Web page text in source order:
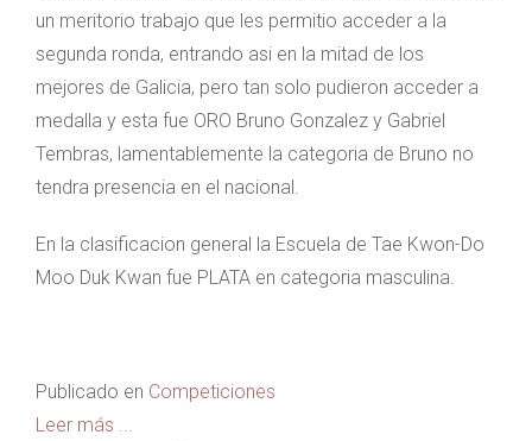
un meritorio trabajo que les permitio acceder a la
segunda ronda, entrando asi en la mitad de los
mejores de Galicia, pero tan solo pudieron acceder a
medalla y esta fue ORO Bruno Gonzalez y Gabriel
Tembras, lamentablemente la categoria de Bruno no
tendra presencia en el nacional.
En la clasificacion general la Escuela de Tae Kwon-Do
Moo Duk Kwan fue PLATA en categoria masculina.
Publicado en Competiciones
Leer más ...